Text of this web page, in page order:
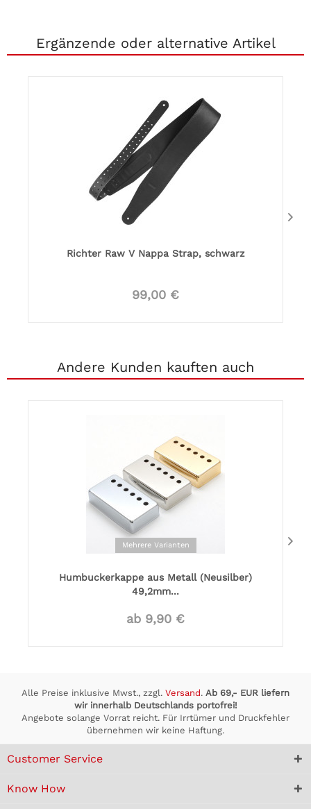
Ergänzende oder alternative Artikel
Richter Raw V Nappa Strap, schwarz
99,00 €
Andere Kunden kauften auch
Mehrere Varianten
Humbuckerkappe aus Metall (Neusilber)
49,2mm...
ab 9,90 €
Alle Preise inklusive Mwst., zzgl. Versand. Ab 69,- EUR liefern
wir innerhalb Deutschlands portofrei!
Angebote solange Vorrat reicht. Für Irrtümer und Druckfehler
übernehmen wir keine Haftung.
Customer Service
Know How